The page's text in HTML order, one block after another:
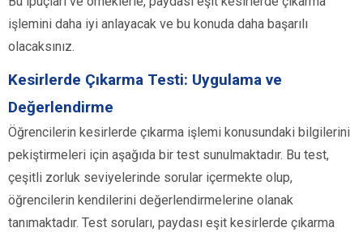
işlemini daha iyi anlayacak ve bu konuda daha başarılı
olacaksınız.
Kesirlerde Çıkarma Testi: Uygulama ve
Değerlendirme
Öğrencilerin kesirlerde çıkarma işlemi konusundaki bilgilerini
pekiştirmeleri için aşağıda bir test sunulmaktadır. Bu test,
çeşitli zorluk seviyelerinde sorular içermekte olup,
öğrencilerin kendilerini değerlendirmelerine olanak
tanımaktadır. Test soruları, paydası eşit kesirlerde çıkarma